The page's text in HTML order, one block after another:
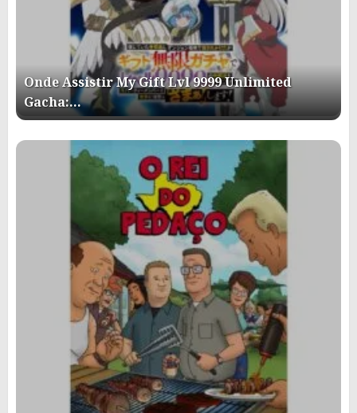
Onde Assistir My Gift Lvl 9999 Unlimited
Gacha:…